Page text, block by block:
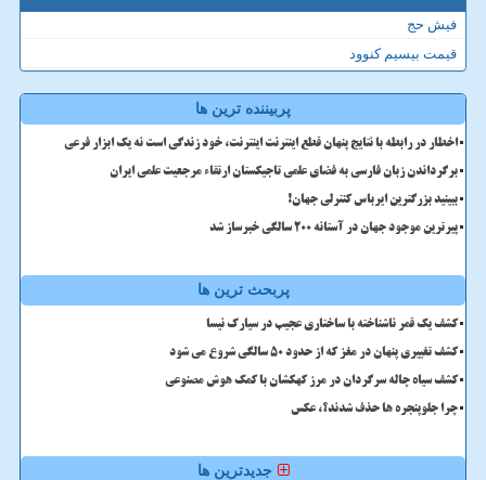
فیش حج
قیمت بیسیم کنوود
پربیننده ترین ها
اخطار در رابطه با نتایج پنهان قطع اینترنت اینترنت، خود زندگی است نه یک ابزار فرعی
برگرداندن زبان فارسی به فضای علمی تاجیکستان ارتقاء مرجعیت علمی ایران
ببینید بزرگترین ایرباس کنترلی جهان!
پیرترین موجود جهان در آستانه ۲۰۰ سالگی خبرساز شد
پربحث ترین ها
کشف یک قمر ناشناخته با ساختاری عجیب در سیارک نیسا
کشف تغییری پنهان در مغز که از حدود 50 سالگی شروع می شود
کشف سیاه چاله سرگردان در مرز کهکشان با کمک هوش مصنوعی
چرا جلوپنجره ها حذف شدند؟، عکس
جدیدترین ها